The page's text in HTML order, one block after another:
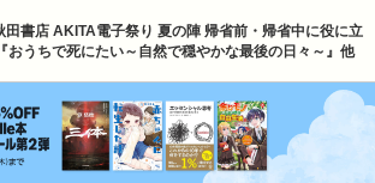
書店 AKITA電子祭り 夏の陣 帰省前・帰省中に役に立
おうちで死にたい～自然で穏やかな最後の日々～』他